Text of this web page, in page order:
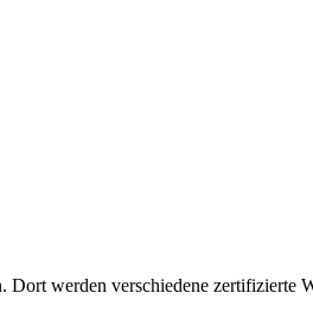
Dort werden verschiedene zertifizierte